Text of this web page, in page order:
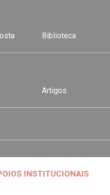
Biblioteca
Artigos
INSTITUCIONAIS